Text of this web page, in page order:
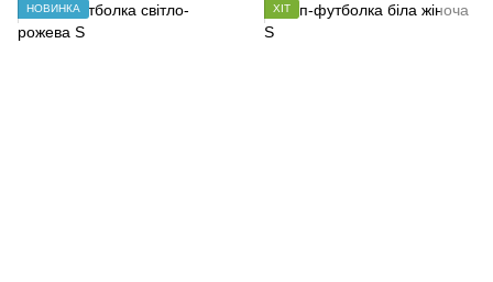
НОВИНКА ХІТ